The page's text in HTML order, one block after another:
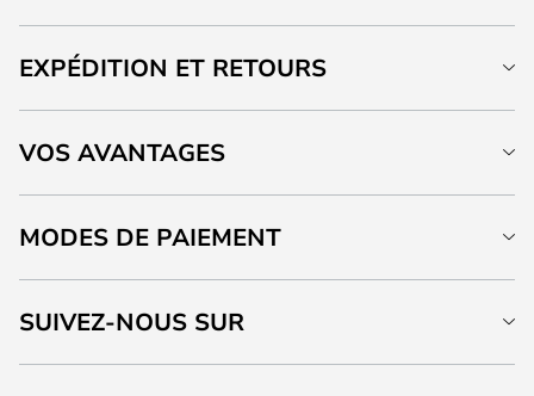
EXPÉDITION ET RETOURS
VOS AVANTAGES
MODES DE PAIEMENT
SUIVEZ-NOUS SUR